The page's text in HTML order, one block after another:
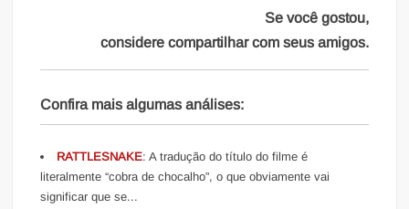
Se você gostou,
considere compartilhar com seus amigos.
Confira mais algumas análises:
RATTLESNAKE: A tradução do título do filme é
literalmente “cobra de chocalho”, o que obviamente vai
significar que se...